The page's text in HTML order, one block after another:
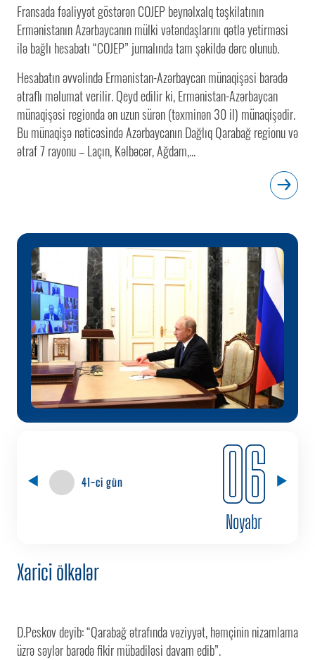
Fransada fəaliyyət göstərən COJEP beynəlxalq təşkilatının
Ermənistanın Azərbaycanın mülki vətəndaşlarını qətlə yetirməsi
ilə bağlı hesabatı “COJEP” jurnalında tam şəkildə dərc olunub.
Hesabatın əvvəlində Ermənistan-Azərbaycan münaqişəsi barədə
ətraflı məlumat verilir. Qeyd edilir ki, Ermənistan-Azərbaycan
münaqişəsi regionda ən uzun sürən (təxminən 30 il) münaqişədir.
Bu münaqişə nəticəsində Azərbaycanın Dağlıq Qarabağ regionu və
ətraf 7 rayonu – Laçın, Kəlbəcər, Ağdam,...
41-ci gün 06
Noyabr
Xarici ölkələr
D.Peskov deyib: “Qarabağ ətrafında vəziyyət, həmçinin nizamlama
üzrə səylər barədə fikir mübadiləsi davam edib”.